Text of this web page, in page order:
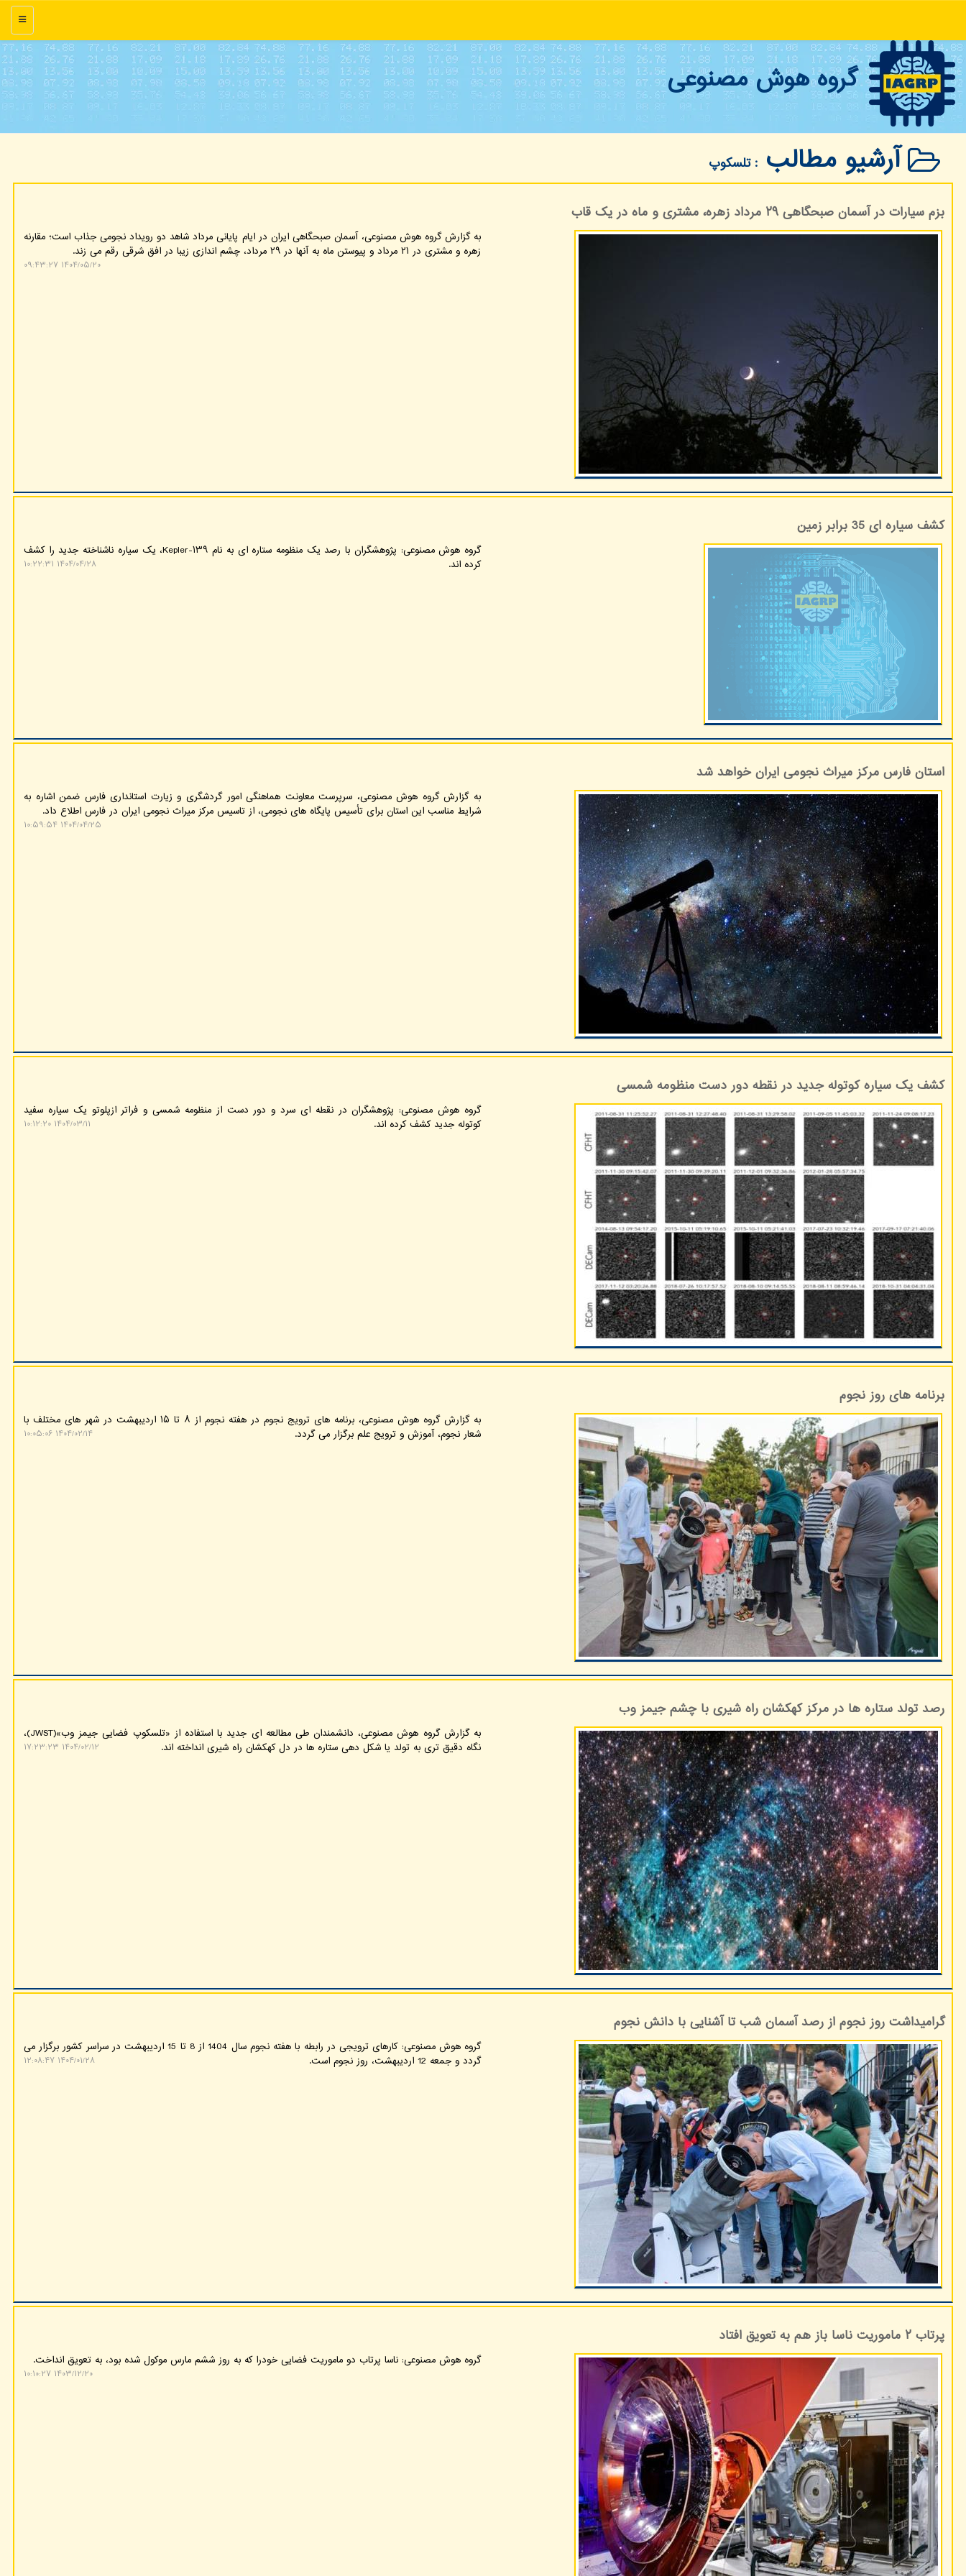
منو
گروه هوش مصنوعی
آرشیو مطالب : تلسكوپ
بزم سیارات در آسمان صبحگاهی ۲۹ مرداد زهره، مشتری و ماه در یک قاب
به گزارش گروه هوش مصنوعی، آسمان صبحگاهی ایران در ایام پایانی مرداد شاهد دو رویداد نجومی جذاب است؛ مقارنه
زهره و مشتری در ۲۱ مرداد و پیوستن ماه به آنها در ۲۹ مرداد، چشم اندازی زیبا در افق شرقی رقم می زند.
۱۴۰۴/۰۵/۲۰ ۰۹:۴۳:۲۷
کشف سیاره ای 35 برابر زمین
گروه هوش مصنوعی: پژوهشگران با رصد یک منظومه ستاره ای به نام Kepler-۱۳۹، یک سیاره ناشناخته جدید را کشف
کرده اند.
۱۴۰۴/۰۴/۲۸ ۱۰:۲۲:۳۱
استان فارس مرکز میراث نجومی ایران خواهد شد
به گزارش گروه هوش مصنوعی، سرپرست معاونت هماهنگی امور گردشگری و زیارت استانداری فارس ضمن اشاره به
شرایط مناسب این استان برای تأسیس پایگاه های نجومی، از تاسیس مرکز میراث نجومی ایران در فارس اطلاع داد.
۱۴۰۴/۰۴/۲۵ ۱۰:۵۹:۵۴
کشف یک سیاره کوتوله جدید در نقطه دور دست منظومه شمسی
گروه هوش مصنوعی: پژوهشگران در نقطه ای سرد و دور دست از منظومه شمسی و فراتر ازپلوتو یک سیاره سفید
کوتوله جدید کشف کرده اند.
۱۴۰۴/۰۳/۱۱ ۱۰:۱۲:۲۰
برنامه های روز نجوم
به گزارش گروه هوش مصنوعی، برنامه های ترویج نجوم در هفته نجوم از ۸ تا ۱۵ اردیبهشت در شهر های مختلف با
شعار نجوم، آموزش و ترویج علم برگزار می گردد.
۱۴۰۴/۰۲/۱۴ ۱۰:۰۵:۰۶
رصد تولد ستاره ها در مرکز کهکشان راه شیری با چشم جیمز وب
به گزارش گروه هوش مصنوعی، دانشمندان طی مطالعه ای جدید با استفاده از «تلسکوپ فضایی جیمز وب»(JWST)،
نگاه دقیق تری به تولد یا شکل دهی ستاره ها در دل کهکشان راه شیری انداخته اند.
۱۴۰۴/۰۲/۱۲ ۱۷:۲۳:۲۳
گرامیداشت روز نجوم از رصد آسمان شب تا آشنایی با دانش نجوم
گروه هوش مصنوعی: کارهای ترویجی در رابطه با هفته نجوم سال 1404 از 8 تا 15 اردیبهشت در سراسر کشور برگزار می
گردد و جمعه 12 اردیبهشت، روز نجوم است.
۱۴۰۴/۰۱/۲۸ ۱۲:۰۸:۴۷
پرتاب ۲ ماموریت ناسا باز هم به تعویق افتاد
گروه هوش مصنوعی: ناسا پرتاب دو ماموریت فضایی خودرا که به روز ششم مارس موکول شده بود، به تعویق انداخت.
۱۴۰۳/۱۲/۲۰ ۱۰:۱۰:۲۷